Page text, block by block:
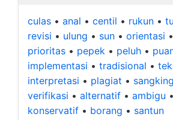
culas • anal • centil • rukun •
revisi • ulung • sun • orientasi •
prioritas • pepek • peluh •
implementasi • tradisional •
interpretasi • plagiat • sangking
verifikasi • alternatif • ambigu •
konservatif • borang • santun